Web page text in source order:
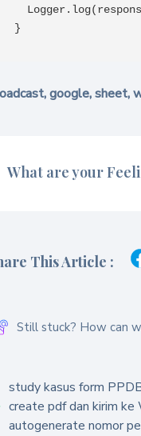
google, sheet,
What are your
This Article :
Still stuck? How can
study kasus form
create pdf dan kirim
autogenerate nomor